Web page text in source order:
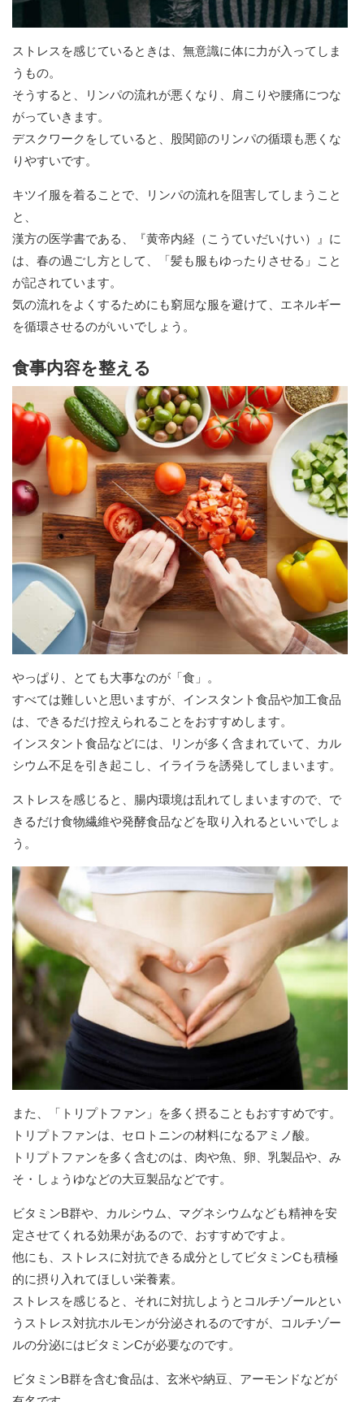
ストレスを感じているときは、無意識に体に力が入ってしま
うもの。
そうすると、リンパの流れが悪くなり、肩こりや腰痛につな
がっていきます。
デスクワークをしていると、股関節のリンパの循環も悪くな
りやすいです。
キツイ服を着ることで、リンパの流れを阻害してしまうこと
と、
漢方の医学書である、『黄帝内経（こうていだいけい）』に
は、春の過ごし方として、「髪も服もゆったりさせる」こと
が記されています。
気の流れをよくするためにも窮屈な服を避けて、エネルギー
を循環させるのがいいでしょう。
食事内容を整える
やっぱり、とても大事なのが「食」。
すべては難しいと思いますが、インスタント食品や加工食品
は、できるだけ控えられることをおすすめします。
インスタント食品などには、リンが多く含まれていて、カル
シウム不足を引き起こし、イライラを誘発してしまいます。
ストレスを感じると、腸内環境は乱れてしまいますので、で
きるだけ食物繊維や発酵食品などを取り入れるといいでしょ
う。
また、「トリプトファン」を多く摂ることもおすすめです。
トリプトファンは、セロトニンの材料になるアミノ酸。
トリプトファンを多く含むのは、肉や魚、卵、乳製品や、み
そ・しょうゆなどの大豆製品などです。
ビタミンB群や、カルシウム、マグネシウムなども精神を安
定させてくれる効果があるので、おすすめですよ。
他にも、ストレスに対抗できる成分としてビタミンCも積極
的に摂り入れてほしい栄養素。
ストレスを感じると、それに対抗しようとコルチゾールとい
うストレス対抗ホルモンが分泌されるのですが、コルチゾー
ルの分泌にはビタミンCが必要なのです。
ビタミンB群を含む食品は、玄米や納豆、アーモンドなどが